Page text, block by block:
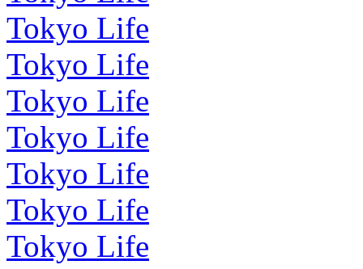
Tokyo Life
Tokyo Life
Tokyo Life
Tokyo Life
Tokyo Life
Tokyo Life
Tokyo Life